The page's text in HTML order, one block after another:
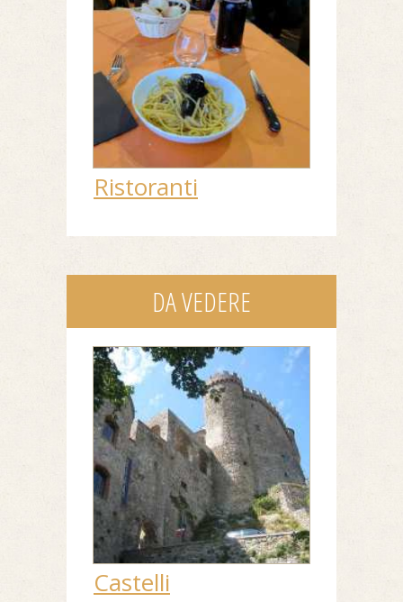
Ristoranti
DA VEDERE
Castelli